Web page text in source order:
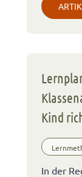
Kind
In der